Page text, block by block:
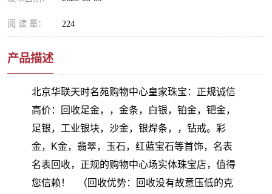
阅 读 量： 224
产品描述
北京华联天时名苑购物中心皇家珠宝：正规诚信
高价：回收足金，，金条，白银，铂金，钯金，
足银，工业银块，沙金，银焊条，，钻戒。彩
金，K金，翡翠，玉石，红蓝宝石等首饰，名表
名表回收，正规的购物中心场实体珠宝店，值得
您信赖！ （回收优势：回收没有故意压低的克